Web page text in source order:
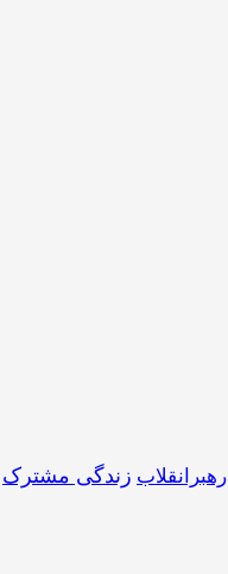
رهبرانقلاب زندگی مشترک